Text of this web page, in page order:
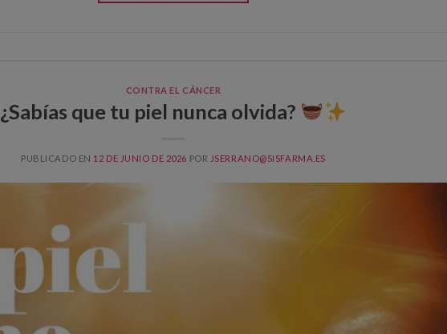
CONTRA EL CÁNCER
¿Sabías que tu piel nunca olvida?
PUBLICADO EN 12 DE JUNIO DE 2026 POR JSERRANO@SISFARMA.ES